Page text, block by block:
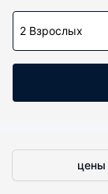
2 Взрослых
цены